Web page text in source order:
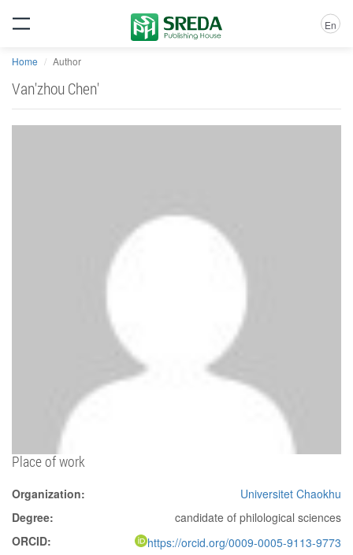
En
Home Author
Van'zhou Chen'
Place of work
Organization:
Universitet Chaokhu
Degree:
candidate of philological sciences
ORCID:
https://orcid.org/0009-0005-9113-9773